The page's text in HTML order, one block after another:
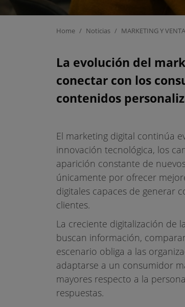
Las
Home / Noticias / MARKETING Y
La evolución del
conectar con los
contenidos
El marketing digital continúa
innovación tecnológica, los
aparición constante de
únicamente por ofrecer
digitales capaces de generar
clientes.
La creciente digitalización de
buscan información,
escenario obliga a las
adaptarse a un consumidor
mayores respecto a la
respuestas.